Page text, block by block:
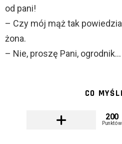
od pani!
– Czy mój mąż tak
żona.
– Nie, proszę Pani, ogrodnik…
CO
200
Punktów